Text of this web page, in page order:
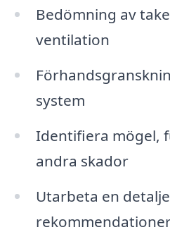
Bedömning av
ventilation
system
Identifiera mögel,
andra skador
Utarbeta en